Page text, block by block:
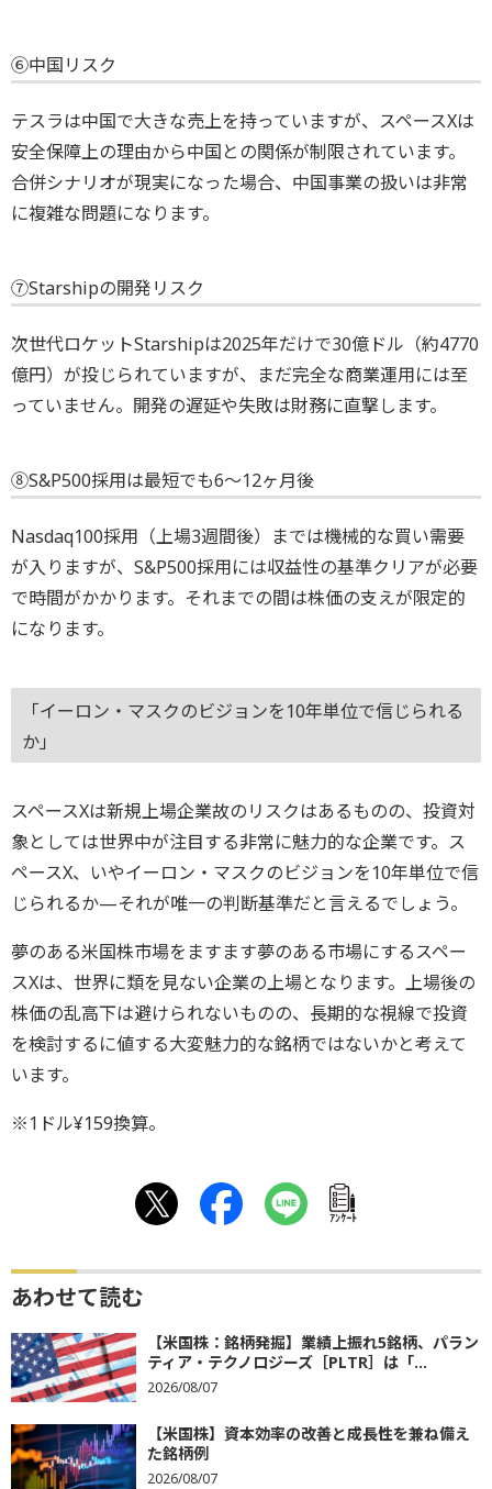
⑥中国リスク
テスラは中国で大きな売上を持っていますが、スペースXは
安全保障上の理由から中国との関係が制限されています。
合併シナリオが現実になった場合、中国事業の扱いは非常
に複雑な問題になります。
⑦Starshipの開発リスク
次世代ロケットStarshipは2025年だけで30億ドル（約4770
億円）が投じられていますが、まだ完全な商業運用には至
っていません。開発の遅延や失敗は財務に直撃します。
⑧S&P500採用は最短でも6～12ヶ月後
Nasdaq100採用（上場3週間後）までは機械的な買い需要
が入りますが、S&P500採用には収益性の基準クリアが必要
で時間がかかります。それまでの間は株価の支えが限定的
になります。
「イーロン・マスクのビジョンを10年単位で信じられる
か」
スペースXは新規上場企業故のリスクはあるものの、投資対
象としては世界中が注目する非常に魅力的な企業です。ス
ペースX、いやイーロン・マスクのビジョンを10年単位で信
じられるか—それが唯一の判断基準だと言えるでしょう。
夢のある米国株市場をますます夢のある市場にするスペー
スXは、世界に類を見ない企業の上場となります。上場後の
株価の乱高下は避けられないものの、長期的な視線で投資
を検討するに値する大変魅力的な銘柄ではないかと考えて
います。
※1ドル¥159換算。
ｱﾝｹｰﾄ
あわせて読む
【米国株：銘柄発掘】業績上振れ5銘柄、パラン
ティア・テクノロジーズ［PLTR］は「...
2026/08/07
【米国株】資本効率の改善と成長性を兼ね備え
た銘柄例
2026/08/07